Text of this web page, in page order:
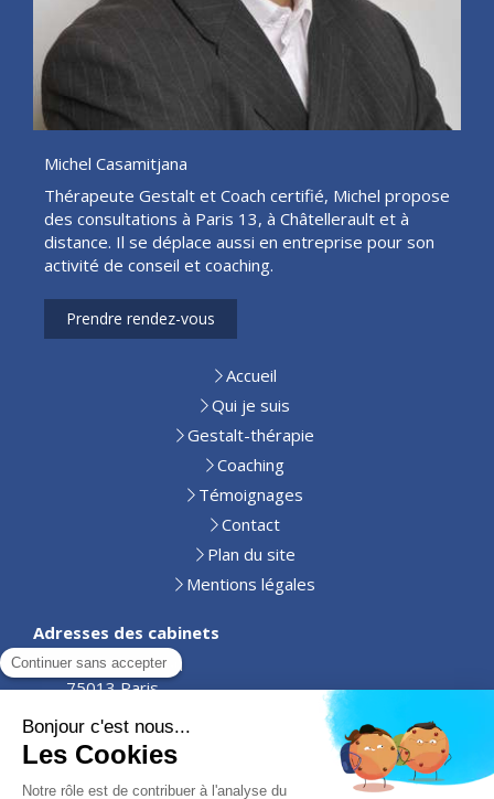
Michel Casamitjana
Thérapeute Gestalt et Coach certifié, Michel propose
des consultations à Paris 13, à Châtellerault et à
distance. Il se déplace aussi en entreprise pour son
activité de conseil et coaching.
Prendre rendez-vous
Accueil
Qui je suis
Gestalt-thérapie
Coaching
Témoignages
Contact
Plan du site
Mentions légales
Adresses des cabinets
10 rue Chéreau
75013 Paris
63 rue Aglophile Fradin,
86100 Châtellerault